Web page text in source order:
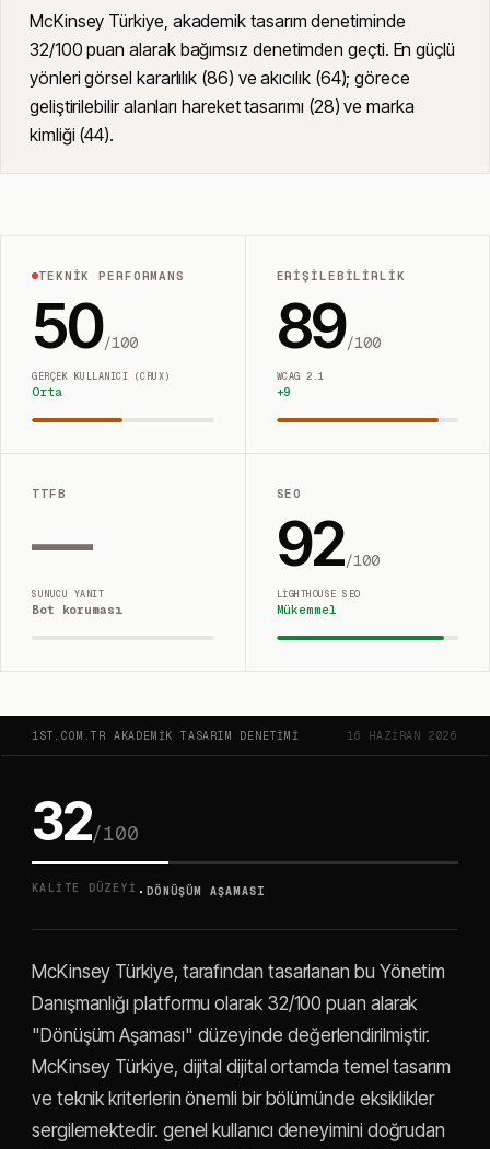
McKinsey Türkiye, akademik tasarım denetiminde
32/100 puan alarak bağımsız denetimden geçti. En güçlü
yönleri görsel kararlılık (86) ve akıcılık (64); görece
geliştirilebilir alanları hareket tasarımı (28) ve marka
kimliği (44).
TEKNIK PERFORMANS
50/100
GERÇEK KULLANICI (CRUX)
Orta
ERIŞILEBILIRLIK
89/100
WCAG 2.1
+9
TTFB
—
SUNUCU YANIT
Bot koruması
SEO
92/100
LIGHTHOUSE SEO
Mükemmel
1ST.COM.TR AKADEMIK TASARIM DENETIMI 16 HAZIRAN 2026
32/100
KALITE DÜZEYI ·DÖNÜŞÜM AŞAMASI
McKinsey Türkiye, tarafından tasarlanan bu Yönetim
Danışmanlığı platformu olarak 32/100 puan alarak
"Dönüşüm Aşaması" düzeyinde değerlendirilmiştir.
McKinsey Türkiye, dijital dijital ortamda temel tasarım
ve teknik kriterlerin önemli bir bölümünde eksiklikler
sergilemektedir. genel kullanıcı deneyimini doğrudan